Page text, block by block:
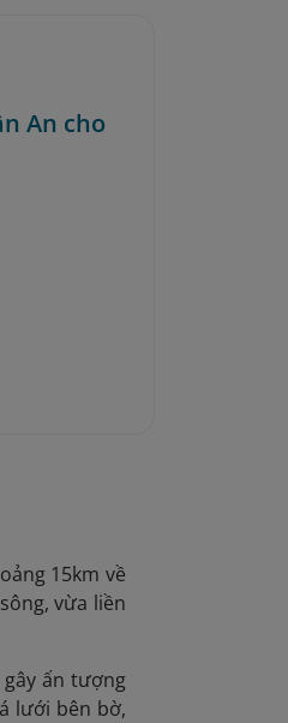
An cho
15km về
vừa liền
ấn tượng
lưới bên bờ,